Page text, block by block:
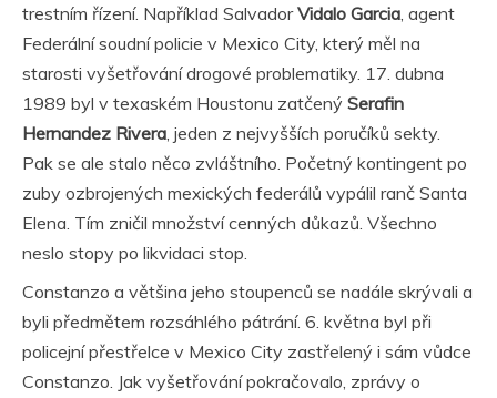
trestním řízení. Například SalvadorVidalo Garcia , agent
Federální soudní policie v Mexico City, který měl na
starosti vyšetřování drogové problematiky. 17. dubna
1989 byl v texaském Houstonu zatčený Serafin
Hernandez Rivera , jeden z nejvyšších poručíků sekty.
Pak se ale stalo něco zvláštního. Početný kontingent po
zuby ozbrojených mexických federálů vypálil ranč Santa
Elena. Tím zničil množství cenných důkazů. Všechno
neslo stopy po likvidaci stop.
Constanzo a většina jeho stoupenců se nadále skrývali a
byli předmětem rozsáhlého pátrání. 6. května byl při
policejní přestřelce v Mexico City zastřelený i sám vůdce
Constanzo. Jak vyšetřování pokračovalo, zprávy o